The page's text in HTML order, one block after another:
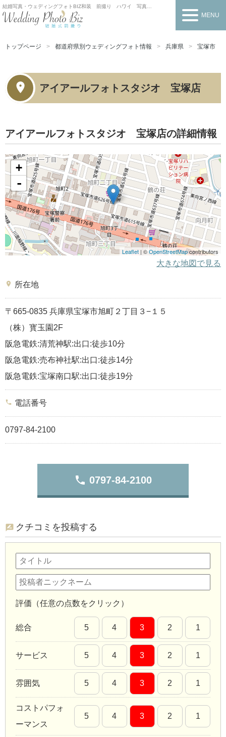
結婚写真・ウェディングフォトBIZ和装 前撮り ハワイ 写真だけの結婚式
MENU
トップページ 都道府県別ウェディングフォト情報 兵庫県 宝塚市
アイアールフォトスタジオ 宝塚店
アイアールフォトスタジオ 宝塚店の詳細情報
+
-
Leaflet | ©OpenStreetMapcontributors
大きな地図で見る
place 所在地
〒665-0835 兵庫県宝塚市旭町２丁目３−１５
（株）寳玉園2F
阪急電鉄:清荒神駅:出口:徒歩10分
阪急電鉄:売布神社駅:出口:徒歩14分
阪急電鉄:宝塚南口駅:出口:徒歩19分
phone 電話番号
0797-84-2100
phone 0797-84-2100
クチコミを投稿する
評価（任意の点数をクリック）
総合 5 4 3 2 1
サービス 5 4 3 2 1
雰囲気 5 4 3 2 1
コストパフォ
ーマンス
5 4 3 2 1